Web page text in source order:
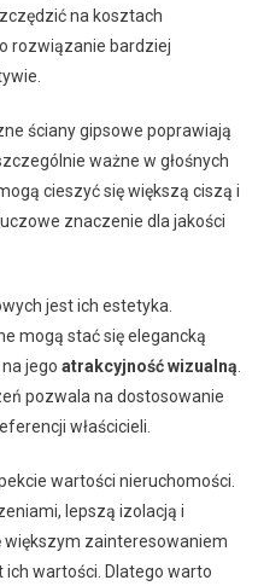
na kosztach
rozwiązanie bardziej
ściany gipsowe poprawiają
ważne w głośnych
cieszyć się większą ciszą i
znaczenie dla jakości
jest ich estetyka.
mogą stać się elegancką
jego atrakcyjność wizualną.
pozwala na dostosowanie
właścicieli.
wartości nieruchomości.
lepszą izolacją i
zainteresowaniem
ich wartości. Dlatego warto